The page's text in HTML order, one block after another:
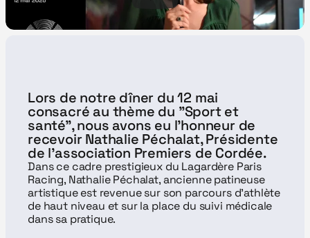
Lors de notre dîner du 12 mai
consacré au thème du "Sport et
santé", nous avons eu l’honneur de
recevoir Nathalie Péchalat, Présidente
de l’association Premiers de Cordée.
Dans ce cadre prestigieux du Lagardère Paris
Racing, Nathalie Péchalat, ancienne patineuse
artistique est revenue sur son parcours d’athlète
de haut niveau et sur la place du suivi médicale
dans sa pratique.